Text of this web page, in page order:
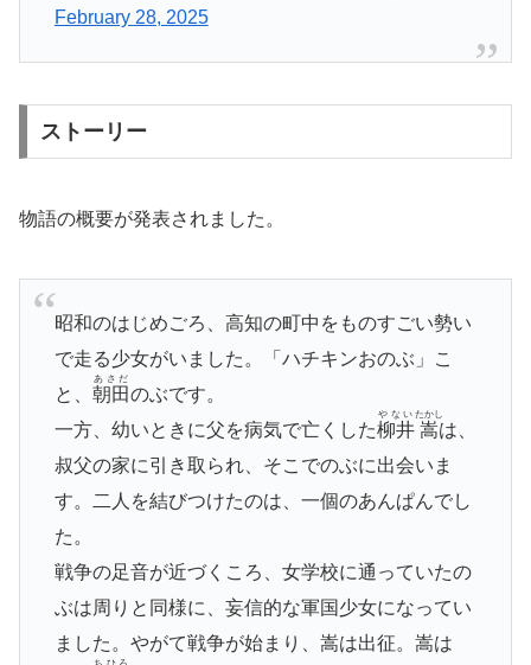
February 28, 2025
ストーリー
物語の概要が発表されました。
昭和のはじめごろ、高知の町中をものすごい勢い
で走る少女がいました。「ハチキンおのぶ」こ
と、 朝田
あさだ
のぶです。
一方、幼いときに父を病気で亡くした柳井
やない
嵩
たかし
は、
叔父の家に引き取られ、そこでのぶに出会いま
す。二人を結びつけたのは、一個のあんぱんでし
た。
戦争の足音が近づくころ、女学校に通っていたの
ぶは周りと同様に、妄信的な軍国少女になってい
ました。やがて戦争が始まり、嵩は出征。嵩は